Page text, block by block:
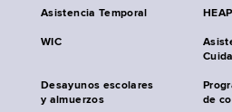
Asistencia Temporal HEAP
WIC
Desayunos escolares
y almuerzos
de